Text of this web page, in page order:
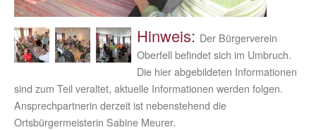
Hinweis: Der Bürgerverein
Oberfell befindet sich im Umbruch.
Die hier abgebildeten Informationen
sind zum Teil veraltet, aktuelle Informationen werden folgen.
Ansprechpartnerin derzeit ist nebenstehend die
Ortsbürgermeisterin Sabine Meurer.